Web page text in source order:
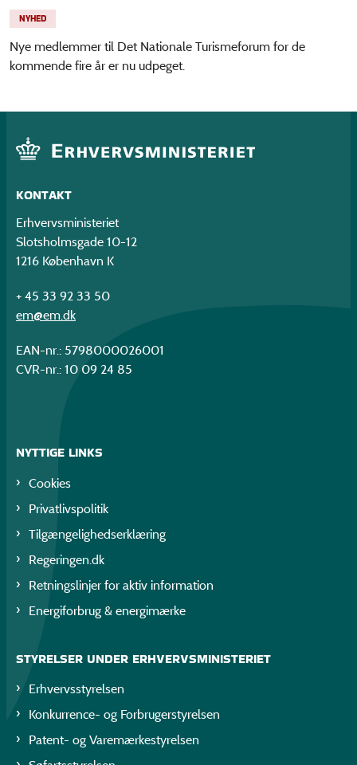
NYHED
Nye medlemmer til Det Nationale Turismeforum for de
kommende fire år er nu udpeget.
KONTAKT
Erhvervsministeriet
Slotsholmsgade 10-12
1216 København K
+ 45 33 92 33 50
em@em.dk
EAN-nr.: 5798000026001
CVR-nr.: 10 09 24 85
NYTTIGE LINKS
Cookies
Privatlivspolitik
Tilgængelighedserklæring
Regeringen.dk
Retningslinjer for aktiv information
Energiforbrug & energimærke
STYRELSER UNDER ERHVERVSMINISTERIET
Erhvervsstyrelsen
Konkurrence- og Forbrugerstyrelsen
Patent- og Varemærkestyrelsen